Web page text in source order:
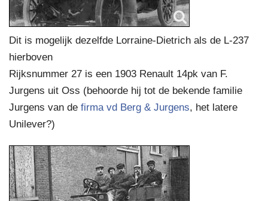
Dit is mogelijk dezelfde Lorraine-Dietrich als de L-237
hierboven
Rijksnummer 27 is een 1903 Renault 14pk van F.
Jurgens uit Oss (behoorde hij tot de bekende familie
Jurgens van de firma vd Berg & Jurgens, het latere
Unilever?)